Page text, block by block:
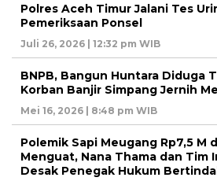
Polres Aceh Timur Jalani Tes
Pemeriksaan Ponsel
Juli 26, 2026 | 12:32 pm WIB
BNPB, Bangun Huntara Diduga
Korban Banjir Simpang Jernih
Mei 16, 2026 | 8:48 pm WIB
Polemik Sapi Meugang Rp7,5 M
Menguat, Nana Thama dan Tim
Desak Penegak Hukum